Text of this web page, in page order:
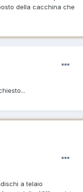
della cacchina che
a telaio